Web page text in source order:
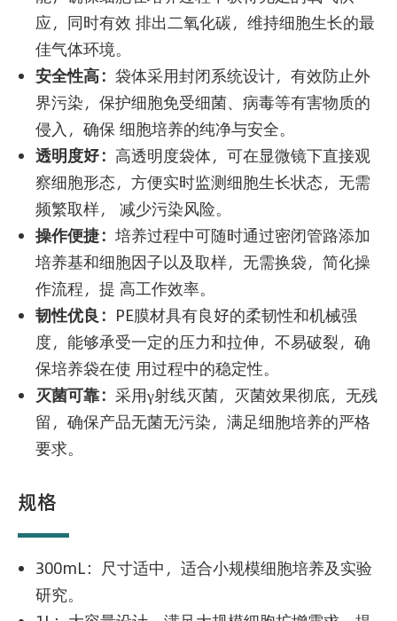
应，同时有效 排出二氧化碳，维持细胞生长的最
佳气体环境。
安全性高： 袋体采用封闭系统设计，有效防止外
界污染，保护细胞免受细菌、病毒等有害物质的
侵入，确保 细胞培养的纯净与安全。
透明度好： 高透明度袋体，可在显微镜下直接观
察细胞形态，方便实时监测细胞生长状态，无需
频繁取样， 减少污染风险。
操作便捷： 培养过程中可随时通过密闭管路添加
培养基和细胞因子以及取样，无需换袋，简化操
作流程，提 高工作效率。
韧性优良： PE膜材具有良好的柔韧性和机械强
度，能够承受一定的压力和拉伸，不易破裂，确
保培养袋在使 用过程中的稳定性。
灭菌可靠： 采用γ射线灭菌，灭菌效果彻底，无残
留，确保产品无菌无污染，满足细胞培养的严格
要求。
规格
300mL：尺寸适中，适合小规模细胞培养及实验
研究。